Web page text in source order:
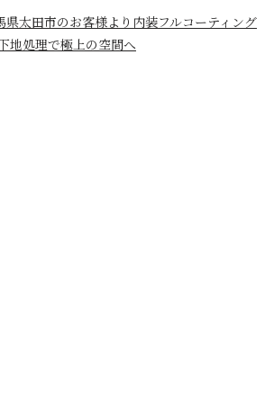
県太田市のお客様より内装フルコーティング
地処理で極上の空間へ